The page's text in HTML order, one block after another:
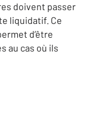
doivent passer
liquidatif. Ce
d’être
au cas où ils